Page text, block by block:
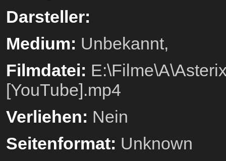
Darsteller:
Medium: Unbekannt,
Filmdatei:
[YouTube].mp4
Verliehen: Nein
Seitenformat: Unknown